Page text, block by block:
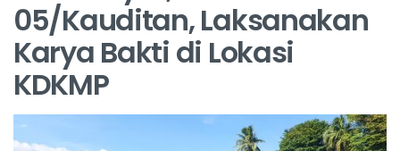
05/Kauditan, Laksanakan
Karya Bakti di Lokasi
KDKMP